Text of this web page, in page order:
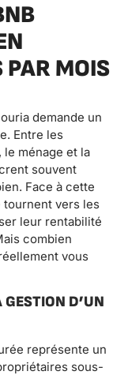
PAR MOIS
demande un
Entre les
le ménage et la
souvent
Face à cette
tournent vers les
leur rentabilité
combien
vous
GESTION D’UN
représente un
sous-